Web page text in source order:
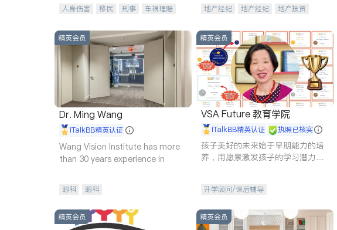
人身伤害 移民 刑事
车祸理赔
商标注册
索赔 律师-其它 保释
地产经纪 地产经纪
地产投资
精英会员
Dr. Ming Wang
iTalkBB精英认证
Wang Vision Institute has more
than 30 years experience in
眼科 眼科
精英会员
VSA Future 教育学院
iTalkBB精英认证 执照已核实
孩子美好的未来始于早期能力的培
养，用愿景激发孩子的学习潜力和
升学顾问/课后辅导
精英会员 精英会员